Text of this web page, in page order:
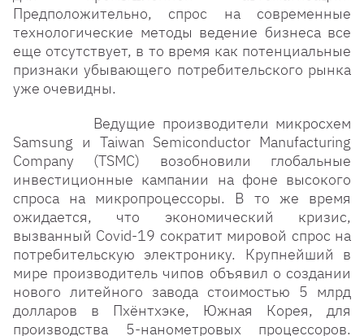
Предположительно, спрос на современные
технологические методы ведение бизнеса все
еще отсутствует, в то время как потенциальные
признаки убывающего потребительского рынка
уже очевидны.
Ведущие производители микросхем
Samsung и Taiwan Semiconductor Manufacturing
Company (TSMC) возобновили глобальные
инвестиционные кампании на фоне высокого
спроса на микропроцессоры. В то же время
ожидается, что экономический кризис,
вызванный Covid-19 сократит мировой спрос на
потребительскую электронику. Крупнейший в
мире производитель чипов объявил о создании
нового литейного завода стоимостью 5 млрд
долларов в Пхёнтхэке, Южная Корея, для
производства 5-нанометровых процессоров.